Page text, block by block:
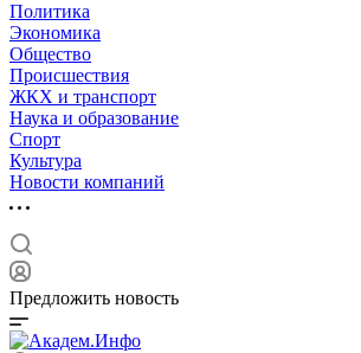
Политика
Экономика
Общество
Происшествия
ЖКХ и транспорт
Наука и образование
Спорт
Культура
Новости компаний
Предложить новость